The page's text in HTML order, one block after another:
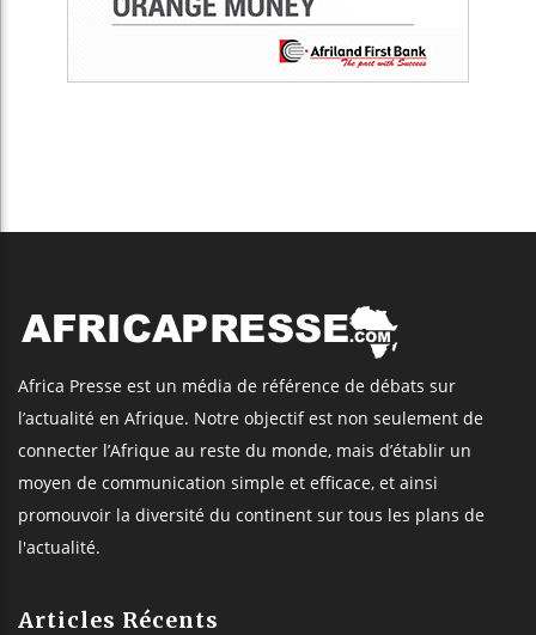
Africa Presse est un média de référence de débats sur
l’actualité en Afrique. Notre objectif est non seulement de
connecter l’Afrique au reste du monde, mais d’établir un
moyen de communication simple et efficace, et ainsi
promouvoir la diversité du continent sur tous les plans de
l'actualité.
Articles Récents